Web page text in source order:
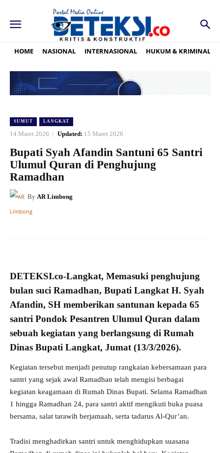
HOME NASIONAL INTERNASIONAL HUKUM & KRIMINAL
SUMUT LANGKAT
14 Maret 2026 Updated: 15 Maret 2026
Bupati Syah Afandin Santuni 65 Santri
Ulumul Quran di Penghujung
Ramadhan
By AR Limbong
DETEKSI.co-Langkat, Memasuki penghujung
bulan suci Ramadhan, Bupati Langkat H. Syah
Afandin, SH memberikan santunan kepada 65
santri Pondok Pesantren Ulumul Quran dalam
sebuah kegiatan yang berlangsung di Rumah
Dinas Bupati Langkat, Jumat (13/3/2026).
Kegiatan tersebut menjadi penutup rangkaian kebersamaan para
santri yang sejak awal Ramadhan telah mengisi berbagai
kegiatan keagamaan di Rumah Dinas Bupati. Selama Ramadhan
1 hingga Ramadhan 24, para santri aktif mengikuti buka puasa
bersama, salat tarawih berjamaah, serta tadarus Al-Qur’an.
Tradisi menghadirkan santri untuk menghidupkan suasana